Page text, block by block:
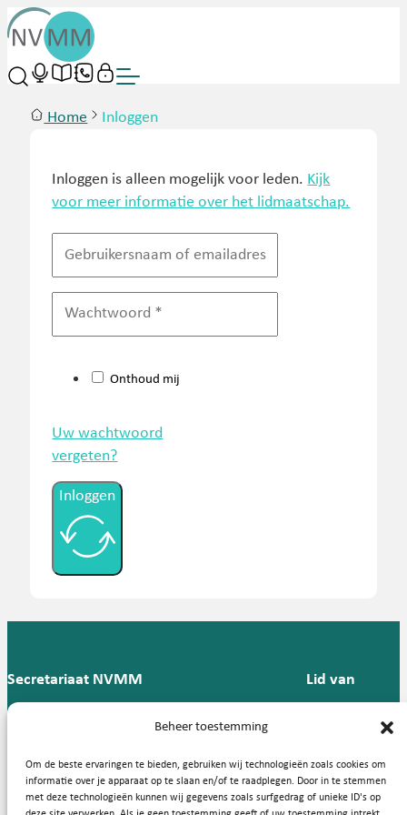
Beheer toestemming
Om de beste ervaringen te bieden, gebruiken wij technologieën zoals cookies om
informatie over je apparaat op te slaan en/of te raadplegen. Door in te stemmen
met deze technologieën kunnen wij gegevens zoals surfgedrag of unieke ID's op
Home Inloggen
Inloggen is alleen mogelijk voor leden. Kijk
voor meer informatie over het lidmaatschap.
Onthoud mij
Uw wachtwoord
vergeten?
Inloggen
Secretariaat NVMM
Groningen
T: 088 -
57
Lid van